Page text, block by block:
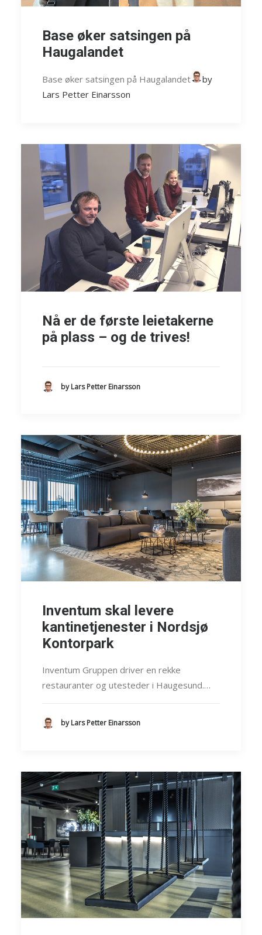
Base øker satsingen på
Haugalandet
Base øker satsingen på Haugalandet
by
Lars Petter Einarsson
Nå er de første leietakerne
på plass – og de trives!
by Lars Petter Einarsson
Inventum skal levere
kantinetjenester i Nordsjø
Kontorpark
Inventum Gruppen driver en rekke
restauranter og utesteder i Haugesund.…
by Lars Petter Einarsson